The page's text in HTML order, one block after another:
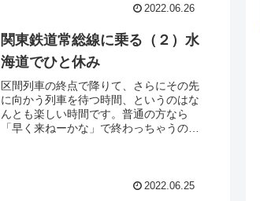
所要時間。客層も偏りがないように見え
2022.06.26
関東鉄道常総線に乗る（２）水
海道でひと休み
区間列車の終点で降りて、さらにその先
に向かう列車を待つ時間、というのはな
んとも楽しい時間です。普通の方なら
「早く来ねーかな」で終わっちゃうので
ら。この時もそんな感じでした。さて、
2022.06.25